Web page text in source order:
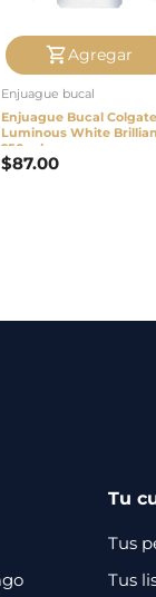
Agregar
Enjuague bucal
Enjuague Bucal Colgate
Luminous White
250 ml
$87.00
Tu
Tus
Tus